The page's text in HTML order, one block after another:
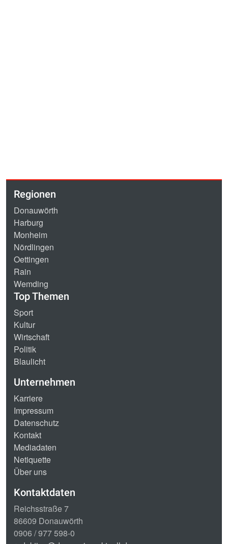
Regionen
Donauwörth
Harburg
Monheim
Nördlingen
Oettingen
Rain
Wemding
Top Themen
Sport
Kultur
Wirtschaft
Politik
Blaulicht
Unternehmen
Karriere
Impressum
Datenschutz
Kontakt
Mediadaten
Netiquette
Über uns
Kontaktdaten
Reichsstraße 7
86609 Donauwörth
0906 / 977 598-0